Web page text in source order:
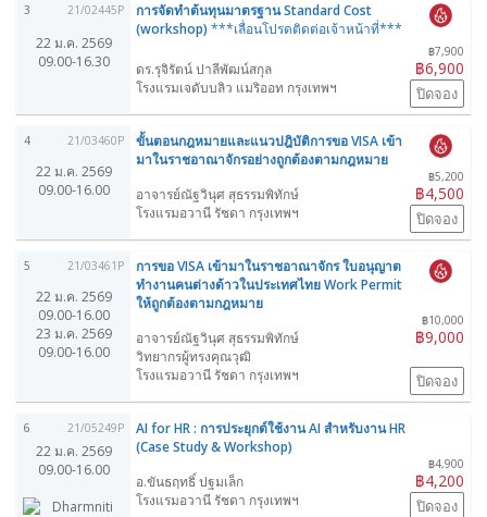
3 21/02445P
22 ม.ค. 2569
09.00-16.30
การจัดทำต้นทุนมาตรฐาน Standard Cost
(workshop) ***เลื่อนโปรดติดต่อเจ้าหน้าที่***
฿7,900
฿6,900
ดร.รุจิรัตน์ ปาลีพัฒน์สกุล
โรงแรมเจดับบลิว แมริออท กรุงเทพฯ
ปิดจอง
4 21/03460P
22 ม.ค. 2569
09.00-16.00
ขั้นตอนกฎหมายและแนวปฎิบัติการขอ VISA เข้า
มาในราชอาณาจักรอย่างถูกต้องตามกฎหมาย
฿5,200
฿4,500
อาจารย์ณัฐวินุศ สุธรรมพิทักษ์
โรงแรมอวานี รัชดา กรุงเทพฯ
ปิดจอง
5 21/03461P
22 ม.ค. 2569
09.00-16.00
23 ม.ค. 2569
09.00-16.00
การขอ VISA เข้ามาในราชอาณาจักร ใบอนุญาต
ทำงานคนต่างด้าวในประเทศไทย Work Permit
ให้ถูกต้องตามกฎหมาย
฿10,000
฿9,000
อาจารย์ณัฐวินุศ สุธรรมพิทักษ์
วิทยากรผู้ทรงคุณวุฒิ
โรงแรมอวานี รัชดา กรุงเทพฯ
ปิดจอง
6 21/05249P
22 ม.ค. 2569
09.00-16.00
AI for HR : การประยุกต์ใช้งาน AI สำหรับงาน HR
(Case Study & Workshop)
฿4,900
฿4,200
อ.ขันธฤทธิ์ ปฐมเล็ก
โรงแรมอวานี รัชดา กรุงเทพฯ
ปิดจอง